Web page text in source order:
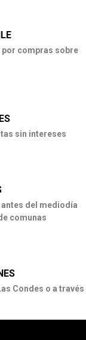
por compras sobre
sin intereses
del mediodía
comunas
Condes o a través